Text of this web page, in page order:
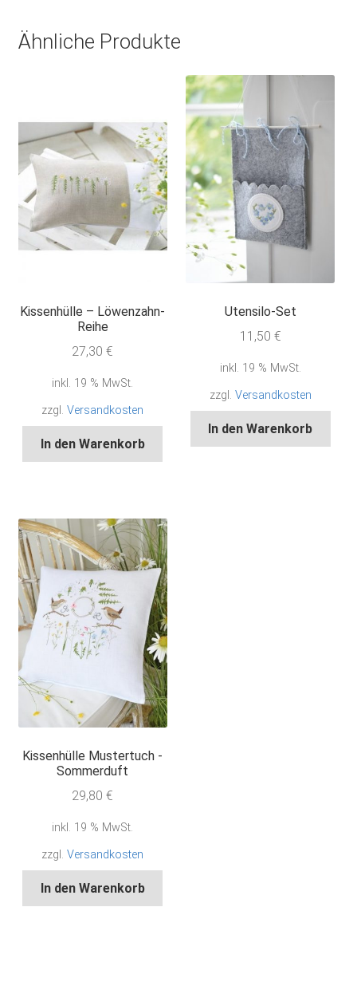
Ähnliche Produkte
Kissenhülle – Löwenzahn-
Reihe
27,30€
inkl. 19 % MwSt.
zzgl.Versandkosten
In den Warenkorb
Utensilo-Set
11,50 €
inkl. 19 % MwSt.
zzgl. Versandkosten
In den Warenkorb
Kissenhülle Mustertuch -
Sommerduft
29,80€
inkl. 19 % MwSt.
zzgl.Versandkosten
In den Warenkorb